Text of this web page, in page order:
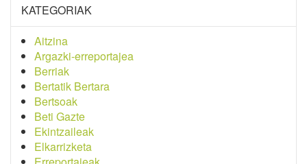
KATEGORIAK
Aitzina
Argazki-erreportajea
Berriak
Bertatik Bertara
Bertsoak
Beti Gazte
Ekintzaileak
Elkarrizketa